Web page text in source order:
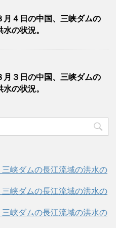
月４日の中国、三峡ダムの
の状況。
月３日の中国、三峡ダムの
の状況。
峡ダムの長江流域の洪水の
峡ダムの長江流域の洪水の
峡ダムの長江流域の洪水の